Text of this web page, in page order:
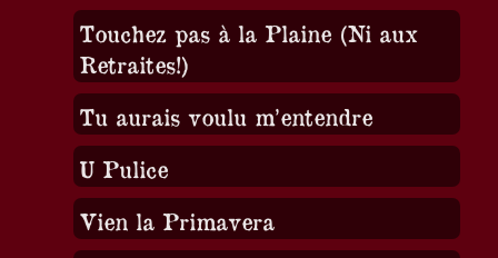
Touchez pas à la Plaine (Ni aux
Retraites!)
Tu aurais voulu m’entendre
U Pulice
Vien la Primavera